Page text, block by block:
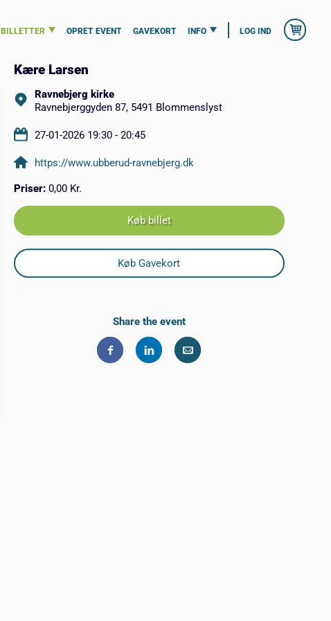
BILLETTER OPRET EVENT GAVEKORT INFO LOG IND
Kære Larsen
Ravnebjerg kirke
Ravnebjerggyden 87, 5491 Blommenslyst
27-01-2026 19:30 - 20:45
https://www.ubberud-ravnebjerg.dk
Priser: 0,00 Kr.
Køb billet
Køb Gavekort
Share the event